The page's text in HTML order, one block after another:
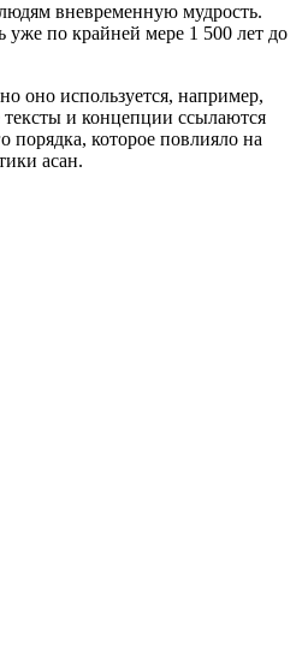
вневременную мудрость.
по крайней мере 1 500 лет до
оно используется, например,
и концепции ссылаются
которое повлияло на
асан.